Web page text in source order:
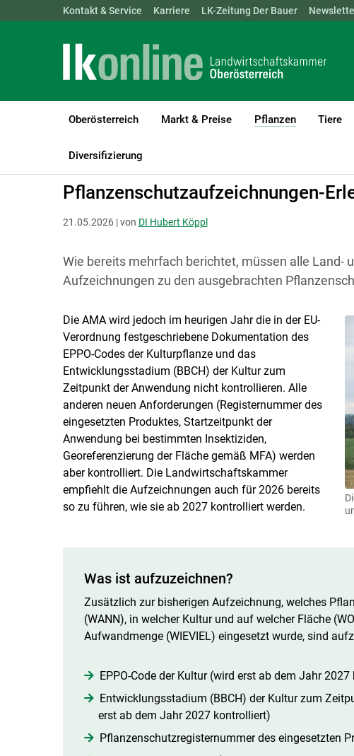
Landwirtschaftskammern: ÖSTERREICH BGLD KTN NÖ
Kontakt & Service Karriere LK-Zeitung Der Bauer
Oberösterreich Markt & Preise Pflanzen
(current)1
Tiere
Diversifizierung
LK Oberösterreich Pflanzen
Pflanzenschutzaufzeichnungen-
21.05.2026 | von DI Hubert Köppl
Wie bereits mehrfach berichtet, müssen alle Land-
Aufzeichnungen zu den ausgebrachten
Die AMA wird jedoch im heurigen Jahr die in der EU-
Verordnung festgeschriebene Dokumentation des
EPPO-Codes der Kulturpflanze und das
Entwicklungsstadium (BBCH) der Kultur zum
Zeitpunkt der Anwendung nicht kontrollieren. Alle
anderen neuen Anforderungen (Registernummer des
eingesetzten Produktes, Startzeitpunkt der
Anwendung bei bestimmten Insektiziden,
Georeferenzierung der Fläche gemäß MFA) werden
aber kontrolliert. Die Landwirtschaftskammer
empfiehlt die Aufzeichnungen auch für 2026 bereits
so zu führen, wie sie ab 2027 kontrolliert werden.
Was ist aufzuzeichnen?
Zusätzlich zur bisherigen Aufzeichnung, welches
(WANN), in welcher Kultur und auf welcher Fläche
Aufwandmenge (WIEVIEL) eingesetzt wurde, sind
EPPO-Code der Kultur (wird erst ab dem Jahr
Entwicklungsstadium (BBCH) der Kultur zum
erst ab dem Jahr 2027 kontrolliert)
Pflanzenschutzregisternummer des eingesetzten